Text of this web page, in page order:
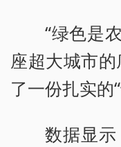
“绿色是
座超大城市
了一份扎实的
数据显